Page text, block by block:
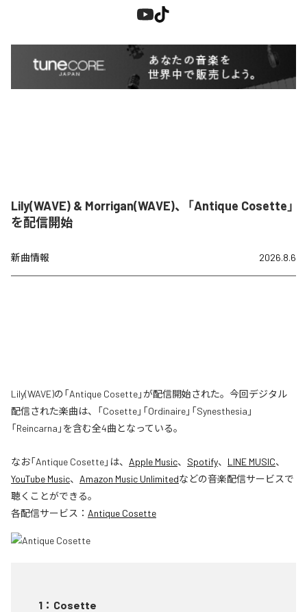
Lily(WAVE) & Morrigan(WAVE)、「Antique Cosette」
を配信開始
新曲情報 2026.8.6
Lily(WAVE)の「Antique Cosette」が配信開始された。今回デジタル
配信された楽曲は、「Cosette」「Ordinaire」「Synesthesia」
「Reincarna」を含む全4曲となっている。
なお「Antique Cosette」は、 Apple Music、 Spotify、 LINE MUSIC、
YouTube Music、 Amazon Music Unlimitedなどの音楽配信サービスで
聴くことができる。
各配信サービス： Antique Cosette
1 ： Cosette